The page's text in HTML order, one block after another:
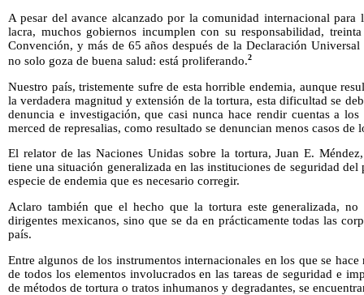
A pesar del avance alcanzado por la comunidad internacional
lacra, muchos gobiernos incumplen con su responsabilidad,
Convención, y más de 65 años después de la Declaración
no solo goza de buena salud: está proliferando.2
Nuestro país, tristemente sufre de esta horrible endemia, aunque
la verdadera magnitud y extensión de la tortura, esta dificultad se
denuncia e investigación, que casi nunca hace rendir cuentas a
merced de represalias, como resultado se denuncian menos casos de
El relator de las Naciones Unidas sobre la tortura, Juan E.
tiene una situación generalizada en las instituciones de seguridad del
especie de endemia que es necesario corregir.
Aclaro también que el hecho que la tortura este generalizada,
dirigentes mexicanos, sino que se da en prácticamente todas las
país.
Entre algunos de los instrumentos internacionales en los que se
de todos los elementos involucrados en las tareas de seguridad e
de métodos de tortura o tratos inhumanos y degradantes, se